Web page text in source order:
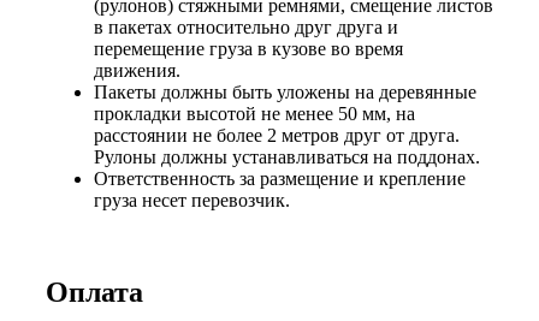
(рулонов) стяжными ремнями, смещение листов
в пакетах относительно друг друга и
перемещение груза в кузове во время
движения.
Пакеты должны быть уложены на деревянные
прокладки высотой не менее 50 мм, на
расстоянии не более 2 метров друг от друга.
Рулоны должны устанавливаться на поддонах.
Ответственность за размещение и крепление
груза несет перевозчик.
Оплата